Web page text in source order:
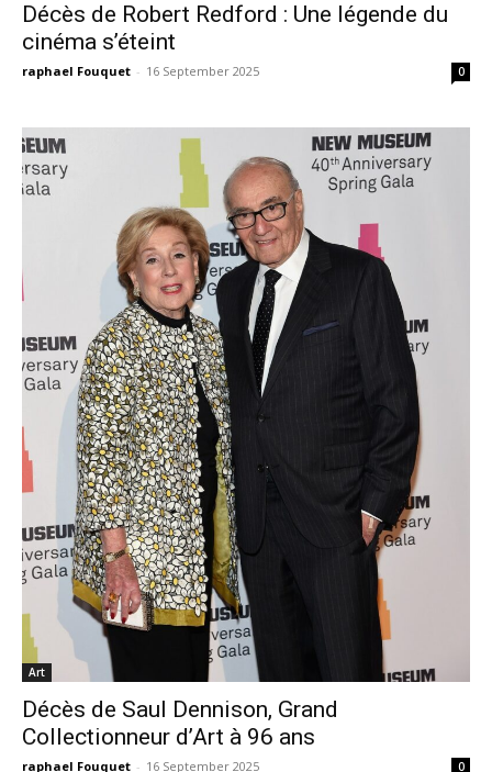
Décès de Robert Redford : Une légende du
cinéma s’éteint
raphael Fouquet - 16 September 2025 0
Art
Décès de Saul Dennison, Grand
Collectionneur d’Art à 96 ans
raphael Fouquet - 16 September 2025 0